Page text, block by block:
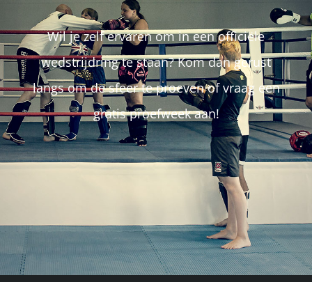
Wil je zelf ervaren om in een officiële
wedstrijdring te staan? Kom dan gerust
langs om de sfeer te proeven of vraag een
gratis proefweek aan!